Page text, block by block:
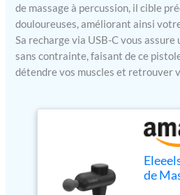
de massage à percussion, il cible
douloureuses, améliorant ainsi
Sa recharge via USB-C vous
sans contrainte, faisant de ce
détendre vos muscles et retrouver
de